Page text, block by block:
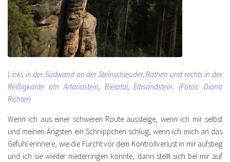
Links in der Südwand an der Steinschleuder, Rathen und rechts in der
Reißigkante am Artariastein, Bielatal, Elbsandstein. (Fotos: Diana
Richter)
Wenn ich aus einer schweren Route aussteige, wenn ich mir selbst
und meinen Ängsten ein Schnippchen schlug, wenn ich mich an das
Gefühl erinnere, wie die Furcht vor dem Kontrollverlust in mir aufstieg
und ich sie wieder niederringen konnte, dann stellt sich bei mir auf